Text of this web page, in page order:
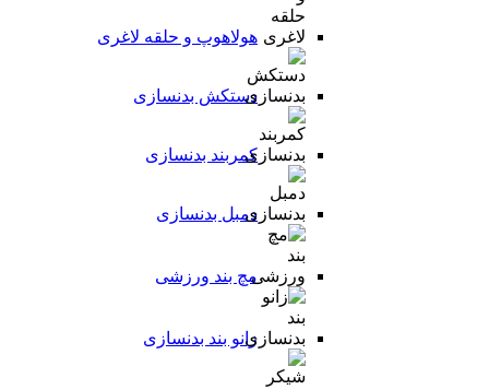
هولاهوپ و حلقه لاغری
دستکش بدنسازی
کمربند بدنسازی
دمبل بدنسازی
مچ بند ورزشی
زانو بند بدنسازی